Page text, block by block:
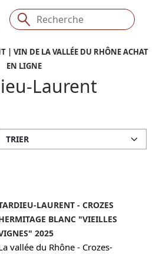
| VIN DE LA VALLÉE DU RHÔNE ACHAT
EN LIGNE
Laurent
LAURENT - CROZES
BLANC "VIEILLES
2025
vallée du Rhône - Crozes-